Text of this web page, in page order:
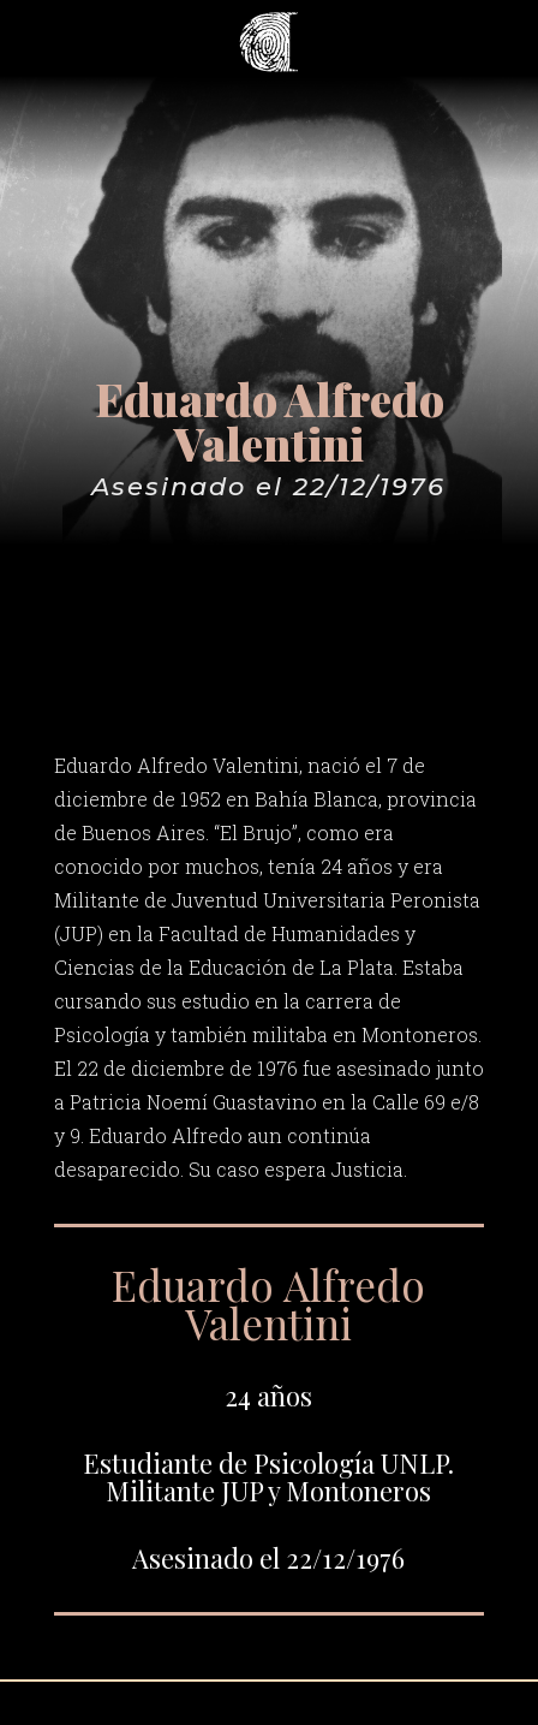
Eduardo Alfredo
Valentini
Asesinado el 22/12/1976
Eduardo Alfredo Valentini, nació el 7 de
diciembre de 1952 en Bahía Blanca, provincia
de Buenos Aires. “El Brujo”, como era
conocido por muchos, tenía 24 años y era
Militante de Juventud Universitaria Peronista
(JUP) en la Facultad de Humanidades y
Ciencias de la Educación de La Plata. Estaba
cursando sus estudio en la carrera de
Psicología y también militaba en Montoneros.
El 22 de diciembre de 1976 fue asesinado junto
a Patricia Noemí Guastavino en la Calle 69 e/8
y 9. Eduardo Alfredo aun continúa
desaparecido. Su caso espera Justicia.
Eduardo Alfredo
Valentini
24 años
Estudiante de Psicología UNLP.
Militante JUP y Montoneros
Asesinado el 22/12/1976